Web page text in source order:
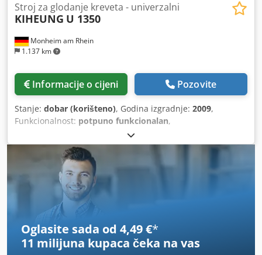
Monheim am Rhein
1.137 km
Stroj za glodanje kreveta - univerzalni
KIHEUNG U 1350
Informacije o cijeni Pozovite
Stanje: dobar (korišteno), Godina izgradnje: 2009,
Funkcionalnost: potpuno funkcionalan,
Oglasite sada od 4,49 €*
11 milijuna kupaca čeka na vas